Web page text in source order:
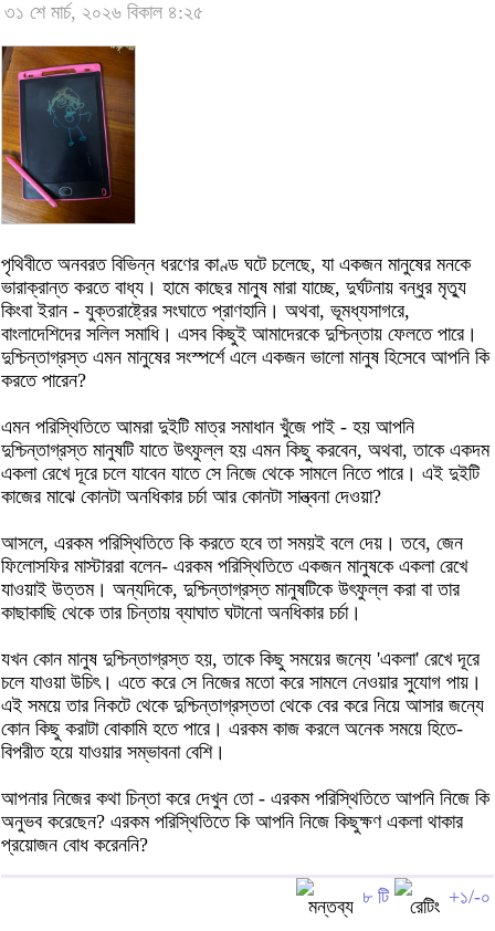
৩১ শে মার্চ, ২০২৬ বিকাল ৪:২৫
পৃথিবীতে অনবরত বিভিন্ন ধরণের কাণ্ড ঘটে চলেছে, যা একজন মানুষের মনকে
ভারাক্রান্ত করতে বাধ্য। হামে কাছের মানু্ষ মারা যাচ্ছে, দুর্ঘটনায় বন্ধুর মৃত্যু
কিংবা ইরান - যুক্তরাষ্ট্রের সংঘাতে প্রাণহানি। অথবা, ভূমধ্যসাগরে,
বাংলাদেশিদের সলিল সমাধি। এসব কিছুই আমাদেরকে দুশ্চিন্তায় ফেলতে পারে।
দুশ্চিন্তাগ্রস্ত এমন মানুষের সংস্পর্শে এলে একজন ভালো মানুষ হিসেবে আপনি কি
করতে পারেন?
এমন পরিস্থিতিতে আমরা দুইটি মাত্র সমাধান খুঁজে পাই - হয় আপনি
দুশ্চিন্তাগ্রস্ত মানুষটি যাতে উৎফুল্ল হয় এমন কিছু করবেন, অথবা, তাকে একদম
একলা রেখে দূরে চলে যাবেন যাতে সে নিজে থেকে সামলে নিতে পারে। এই দুইটি
কাজের মাঝে কোনটা অনধিকার চর্চা আর কোনটা সান্ত্বনা দেওয়া?
আসলে, এরকম পরিস্থিতিতে কি করতে হবে তা সময়ই বলে দেয়। তবে, জেন
ফিলোসফির মাস্টাররা বলেন- এরকম পরিস্থিতিতে একজন মানুষকে একলা রেখে
যাওয়াই উত্তম। অন্যদিকে, দুশ্চিন্তাগ্রস্ত মানুষটিকে উৎফুল্ল করা বা তার
কাছাকাছি থেকে তার চিন্তায় ব্যাঘাত ঘটানো অনধিকার চর্চা।
যখন কোন মানুষ দুশ্চিন্তাগ্রস্ত হয়, তাকে কিছু সময়ের জন্যে 'একলা' রেখে দূরে
চলে যাওয়া উচিৎ। এতে করে সে নিজের মতো করে সামলে নেওয়ার সুযোগ পায়।
এই সময়ে তার নিকটে থেকে দুশ্চিন্তাগ্রস্ততা থেকে বের করে নিয়ে আসার জন্যে
কোন কিছু করাটা বোকামি হতে পারে। এরকম কাজ করলে অনেক সময়ে হিতে-
বিপরীত হয়ে যাওয়ার সম্ভাবনা বেশি।
আপনার নিজের কথা চিন্তা করে দেখুন তো - এরকম পরিস্থিতিতে আপনি নিজে কি
অনুভব করেছেন? এরকম পরিস্থিতিতে কি আপনি নিজে কিছুক্ষণ একলা থাকার
প্রয়োজন বোধ করেননি?
৮ টি +১/-০